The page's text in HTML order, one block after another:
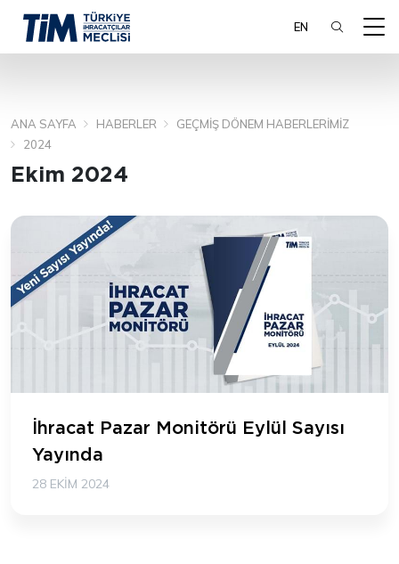
EN
ARA
ANA SAYFA HABERLER
GEÇMIŞ DÖNEM HABERLERIMIZ
2024
Ekim 2024
İhracat Pazar Monitörü Eylül Sayısı
Yayında
28 EKIM 2024